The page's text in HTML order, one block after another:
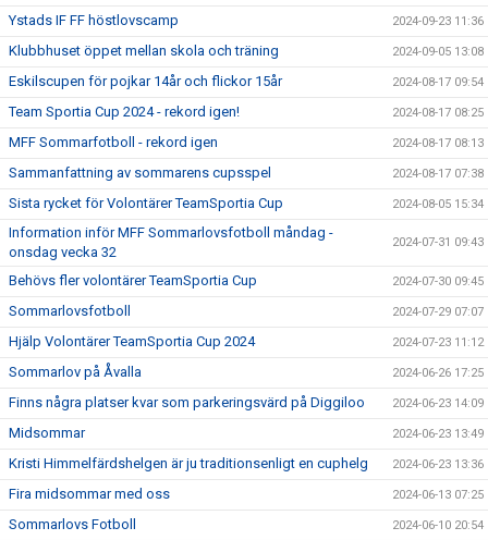
Ystads IF FF höstlovscamp 2024-09-23 11:36
Klubbhuset öppet mellan skola och träning 2024-09-05 13:08
Eskilscupen för pojkar 14år och flickor 15år 2024-08-17 09:54
Team Sportia Cup 2024 - rekord igen! 2024-08-17 08:25
MFF Sommarfotboll - rekord igen 2024-08-17 08:13
Sammanfattning av sommarens cupsspel 2024-08-17 07:38
Sista rycket för Volontärer TeamSportia Cup 2024-08-05 15:34
Information inför MFF Sommarlovsfotboll måndag -
onsdag vecka 32
2024-07-31 09:43
Behövs fler volontärer TeamSportia Cup 2024-07-30 09:45
Sommarlovsfotboll 2024-07-29 07:07
Hjälp Volontärer TeamSportia Cup 2024 2024-07-23 11:12
Sommarlov på Åvalla 2024-06-26 17:25
Finns några platser kvar som parkeringsvärd på Diggiloo 2024-06-23 14:09
Midsommar 2024-06-23 13:49
Kristi Himmelfärdshelgen är ju traditionsenligt en cuphelg 2024-06-23 13:36
Fira midsommar med oss 2024-06-13 07:25
Sommarlovs Fotboll 2024-06-10 20:54